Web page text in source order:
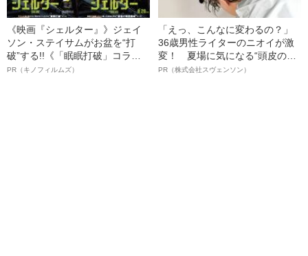
《映画『シェルター』》ジェイ
ソン・ステイサムがお盆を“打
破”する!!《「眠眠打破」コラ
ボ》
PR（キノフィルムズ）
「えっ、こんなに変わるの？」
36歳男性ライターのニオイが激
変！ 夏場に気になる“頭皮のニ
オイ”や“ベタつき”を解消す
PR（株式会社スヴェンソン）